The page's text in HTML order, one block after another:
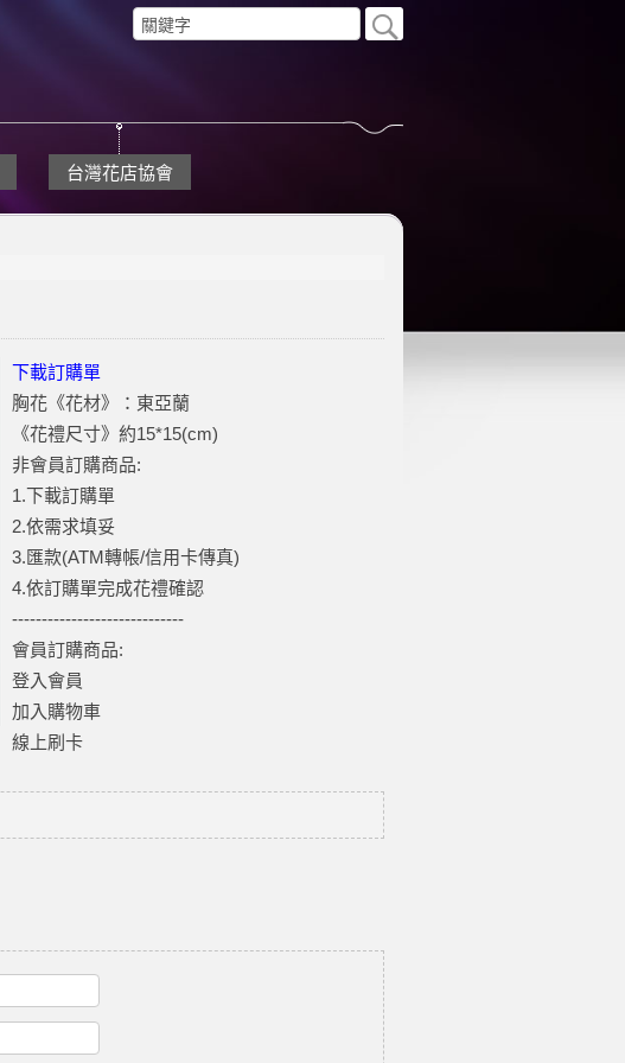
台灣花店協會
下載訂購單
胸花《花材》：東亞蘭
《花禮尺寸》約15*15(cm)
非會員訂購商品:
1.下載訂購單
2.依需求填妥
3.匯款(ATM轉帳/信用卡傳真)
4.依訂購單完成花禮確認
-----------------------------
會員訂購商品:
登入會員
加入購物車
線上刷卡